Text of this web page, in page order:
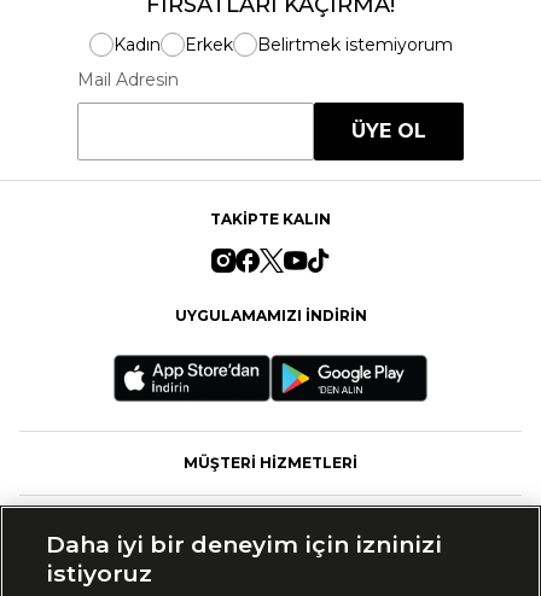
Kadın Erkek
Belirtmek istemiyorum
Mail Adresin
ÜYE OL
TAKİPTE KALIN
UYGULAMAMIZI İNDİRİN
MÜŞTERİ HİZMETLERİ
Daha iyi bir deneyim için izninizi
istiyoruz